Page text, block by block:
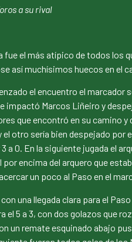
a su rival
fue el más atípico de todos los
así muchísimos huecos en el
el encuentro el
impactó Marcos Liñeiro y
que encontró en su camino
otro sería bien despejado por
a 0. En la siguiente jugada el
encima del arquero que
un poco al Paso en el
una llegada clara para el
5 a 3, con dos golazos que
un remate esquinado abajo